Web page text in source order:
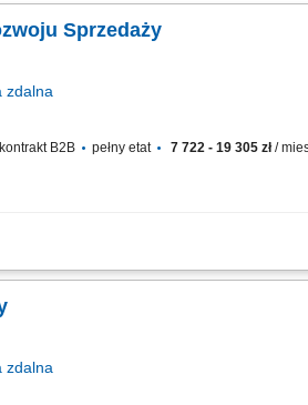
Sprzedaży
zdalna
B2B pełny etat 7 722 - 19 305 zł/
partnerów handlowych na polskim rynku
zdalna